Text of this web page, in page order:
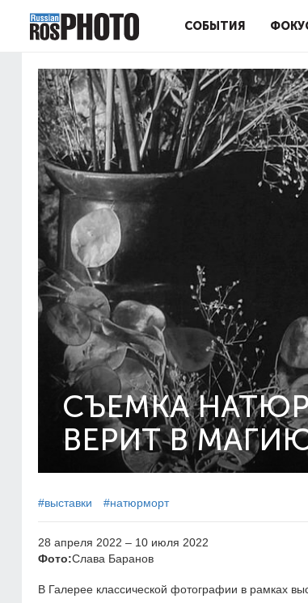
СОБЫТИЯ
СЪЕМКА
ВЕРИТ В
#выставки #натюрморт
28 апреля 2022 – 10 июля 2022
Фото:Слава Баранов
В Галерее классической фотографии в рамках